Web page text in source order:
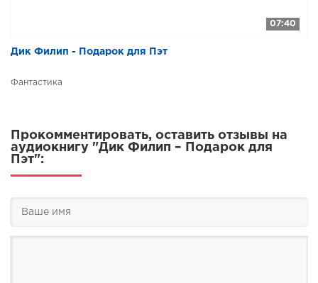
07:40
Дик Филип - Подарок для Пэт
Фантастика
Прокомментировать, оставить отзывы на
аудиокнигу "Дик Филип – Подарок для
Пэт":